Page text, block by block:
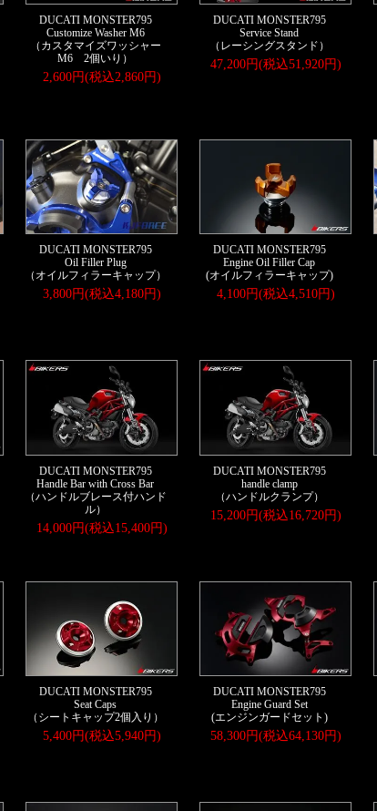
DUCATI MONSTER795
Customize Washer M6
（カスタマイズワッシャー
M6 2個いり）
2,600円(税込2,860円)
DUCATI MONSTER795
Service Stand
（レーシングスタンド）
47,200円(税込51,920円)
DUCATI MONSTER795
Oil Filler Plug
（オイルフィラーキャップ）
3,800円(税込4,180円)
DUCATI MONSTER795
Engine Oil Filler Cap
(オイルフィラーキャップ)
4,100円(税込4,510円)
DUCATI MONSTER795
Handle Bar with Cross Bar
（ハンドルブレース付ハンド
ル）
14,000円(税込15,400円)
DUCATI MONSTER795
handle clamp
（ハンドルクランプ）
15,200円(税込16,720円)
DUCATI MONSTER795
Seat Caps
（シートキャップ2個入り）
5,400円(税込5,940円)
DUCATI MONSTER795
Engine Guard Set
(エンジンガードセット)
58,300円(税込64,130円)